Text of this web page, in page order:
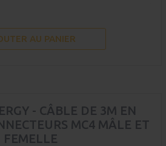
AU PANIER
- CÂBLE DE 3M EN
MC4 MÂLE ET
FEMELLE